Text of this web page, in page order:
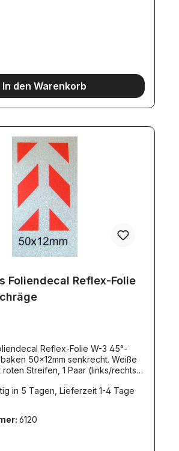
sind auch weitere, individuelle
In den Warenkorb
Foliendecal Reflex-Folie
Reflex-Folie W-3 45°-
50x12mm senkrecht. Weiße
Streifen, 1 Paar (links/rechts).
Einsatzfälle:-Markierung von
Art-Markierung von Ecken an
in 5 Tagen, Lieferzeit 1-4 Tage
6120